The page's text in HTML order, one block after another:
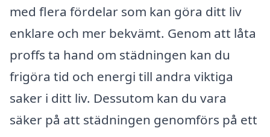
med flera fördelar som kan göra ditt liv
enklare och mer bekvämt. Genom att låta
proffs ta hand om städningen kan du
frigöra tid och energi till andra viktiga
saker i ditt liv. Dessutom kan du vara
säker på att städningen genomförs på ett